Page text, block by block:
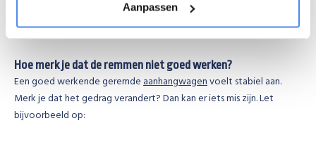
Aanpassen
Hoe merk je dat de remmen niet goed werken?
Een goed werkende geremdeaanhangwagenvoelt stabiel aan.
Merk je dat het gedrag verandert? Dan kan er iets mis zijn. Let
bijvoorbeeld op: